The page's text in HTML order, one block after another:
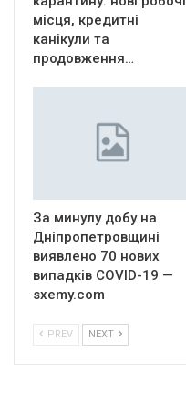
місця, кредитні
канікули та
продовження…
За минулу добу на
Дніпропетровщині
виявлено 70 нових
випадків COVID-19 —
sxemy.com
PREV NEXT